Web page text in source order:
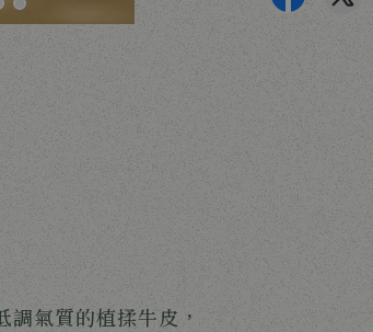
氣質的植揉牛皮，